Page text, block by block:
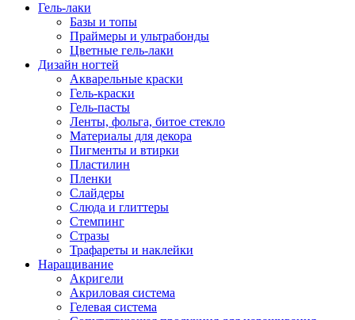
Гель-лаки
Базы и топы
Праймеры и ультрабонды
Цветные гель-лаки
Дизайн ногтей
Акварельные краски
Гель-краски
Гель-пасты
Ленты, фольга, битое стекло
Материалы для декора
Пигменты и втирки
Пластилин
Пленки
Слайдеры
Слюда и глиттеры
Стемпинг
Стразы
Трафареты и наклейки
Наращивание
Акригели
Акриловая система
Гелевая система